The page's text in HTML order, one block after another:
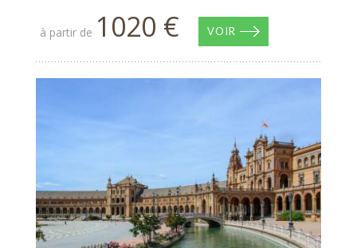
à partir de 1020 € VOIR